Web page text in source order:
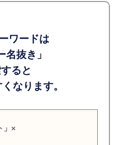
ワードは
名抜き」
ると
なります。
」×